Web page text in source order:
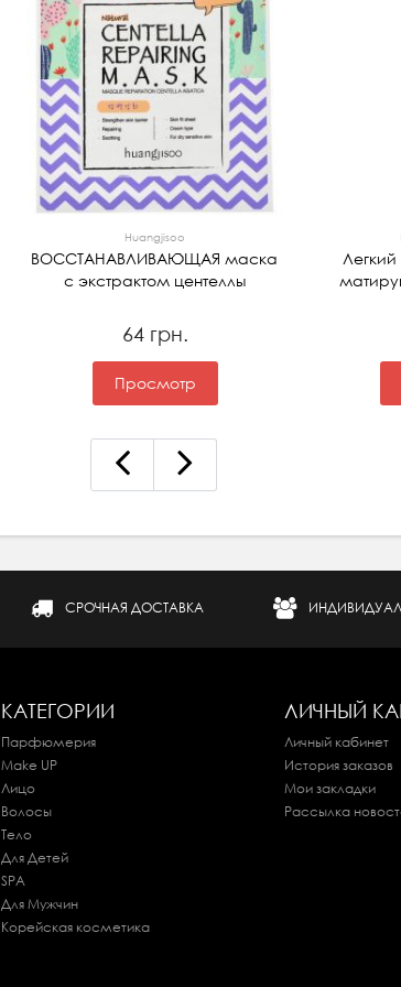
Huangjisoo
ВОССТАНАВЛИВАЮЩАЯ маска
с экстрактом центеллы
64 грн.
Просмотр
СРОЧНАЯ ДОСТАВКА
КАТЕГОРИИ
Парфюмерия
Make UP
Лицо
Волосы
Тело
Для Детей
SPA
Для Мужчин
Корейская косметика
ЛИЧНЫЙ
Личный кабинет
История заказов
Мои закладки
Рассылка